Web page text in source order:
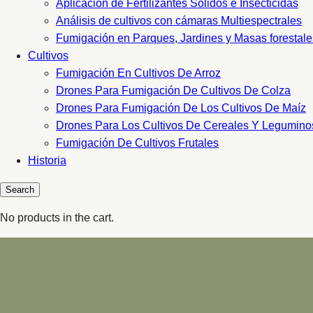
Aplicacion de Fertilizantes Sólidos e Insecticidas
Análisis de cultivos con cámaras Multiespectrales
Fumigación en Parques, Jardines y Masas
Cultivos
Fumigación En Cultivos De Arroz
Drones Para Fumigación De Cultivos De Colza
Drones Para Fumigación De Los Cultivos De Maíz
Drones Para Los Cultivos De Cereales Y
Fumigación De Cultivos Frutales
Historia
No products in the cart.